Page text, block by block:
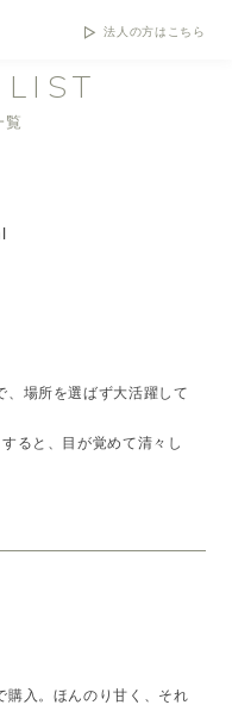
法人の方はこちら
、場所を選ばず大活躍して
ると、目が覚めて清々し
購入。ほんのり甘く、それ